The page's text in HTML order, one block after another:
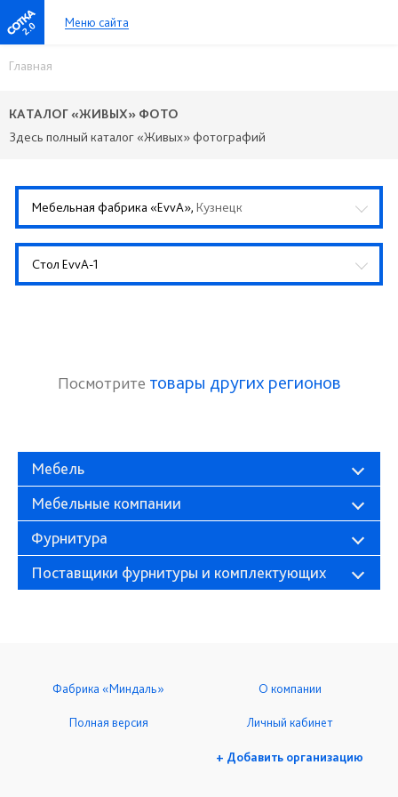
2.0 Меню сайта
Главная
КАТАЛОГ «ЖИВЫХ» ФОТО
Здесь полный каталог «Живых» фотографий
Мебельная фабрика «EvvA», Кузнецк
Стол EvvA-1
Посмотрите товары других регионов
Мебель
Мебельные компании
Фурнитура
Поставщики фурнитуры и комплектующих
Фабрика «Миндаль» О компании
Полная версия Личный кабинет
+ Добавить организацию